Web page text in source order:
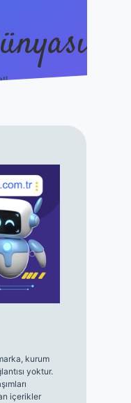
kurum
yoktur.
içerikler
ilbet canlı maç